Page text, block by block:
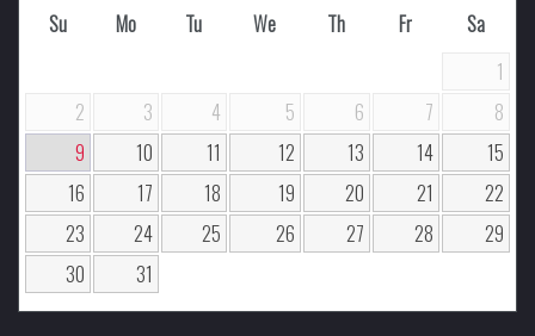
Su Mo Tu We Th Fr
Sa
1
2
3 4 5 6 7
8
9
10 11 12 13 14
15
16
17 18 19 20 21
22
23
24 25 26 27 28
29
30
31